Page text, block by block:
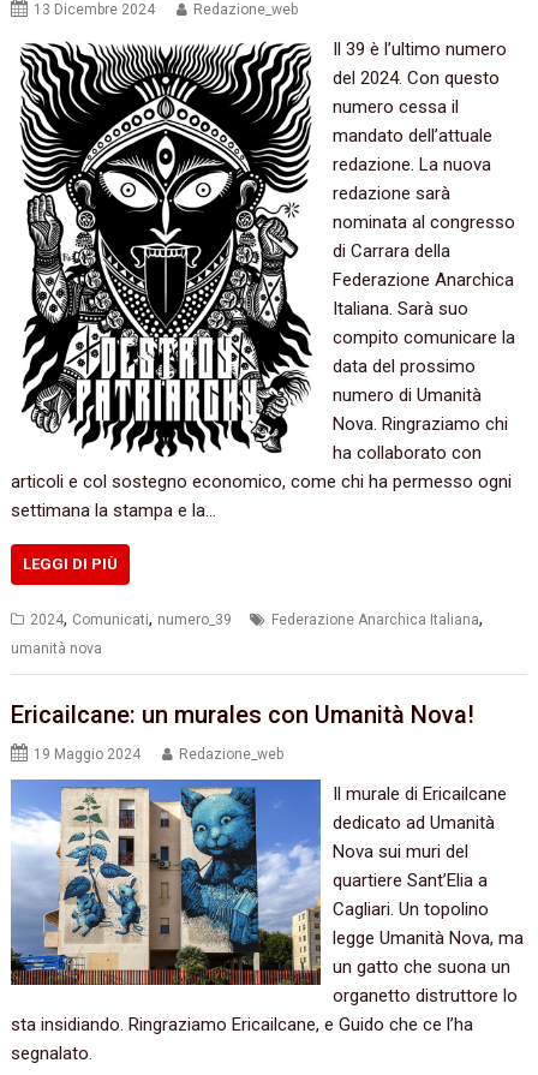
13 Dicembre 2024 Redazione_web
Il 39 è l’ultimo numero
del 2024. Con questo
numero cessa il
mandato dell’attuale
redazione. La nuova
redazione sarà
nominata al congresso
di Carrara della
Federazione Anarchica
Italiana. Sarà suo
compito comunicare la
data del prossimo
numero di Umanità
Nova. Ringraziamo chi
ha collaborato con
articoli e col sostegno economico, come chi ha permesso ogni
settimana la stampa e la…
LEGGI DI PIÙ
2024, Comunicati, numero_39 Federazione Anarchica Italiana,
umanità nova
Ericailcane: un murales con Umanità Nova!
19 Maggio 2024 Redazione_web
Il murale di Ericailcane
dedicato ad Umanità
Nova sui muri del
quartiere Sant’Elia a
Cagliari. Un topolino
legge Umanità Nova, ma
un gatto che suona un
organetto distruttore lo
sta insidiando. Ringraziamo Ericailcane, e Guido che ce l’ha
segnalato.